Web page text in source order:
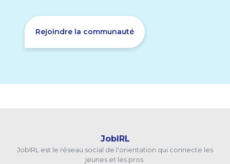
Rejoindre la communauté
JobIRL
JobIRL est le réseau social de l'orientation qui connecte les
jeunes et les pros.